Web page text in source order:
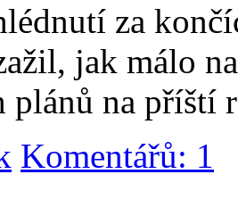
za
jak málo
plánů na příští
Komentářů: 1